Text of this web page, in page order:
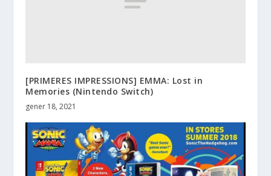
[PRIMERES IMPRESSIONS] EMMA: Lost in
Memories (Nintendo Switch)
gener 18, 2021